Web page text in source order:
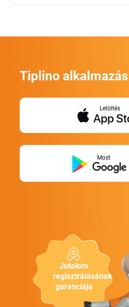
Jutalom
regisztrálásának
garanciája
Tiplino alkalmazás
Letöltés
Most